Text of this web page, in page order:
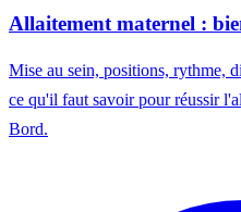
Allaitement maternel :
Mise au sein, positions, rythme,
ce qu'il faut savoir pour réussir
Bord.